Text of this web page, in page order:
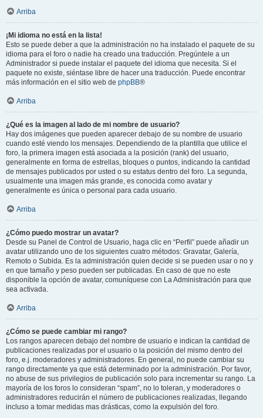
Arriba
¡Mi idioma no está en la lista!
Esto se puede deber a que la administración no ha instalado el paquete de su
idioma para el foro o nadie ha creado una traducción. Pregúntele a un
Administrador si puede instalar el paquete del idioma que necesita. Si el
paquete no existe, siéntase libre de hacer una traducción. Puede encontrar
más información en el sitio web de phpBB®
Arriba
¿Qué es la imagen al lado de mi nombre de usuario?
Hay dos imágenes que pueden aparecer debajo de su nombre de usuario
cuando esté viendo los mensajes. Dependiendo de la plantilla que utilice el
foro, la primera imagen está asociada a la posición (rank) del usuario,
generalmente en forma de estrellas, bloques o puntos, indicando la cantidad
de mensajes publicados por usted o su estatus dentro del foro. La segunda,
usualmente una imagen más grande, es conocida como avatar y
generalmente es única o personal para cada usuario.
Arriba
¿Cómo puedo mostrar un avatar?
Desde su Panel de Control de Usuario, haga clic en “Perfil” puede añadir un
avatar utilizando uno de los siguientes cuatro métodos: Gravatar, Galería,
Remoto o Subida. Es la administración quien decide si se pueden usar o no y
en que tamaño y peso pueden ser publicadas. En caso de que no este
disponible la opción de avatar, comuníquese con La Administración para que
sea activada.
Arriba
¿Cómo se puede cambiar mi rango?
Los rangos aparecen debajo del nombre de usuario e indican la cantidad de
publicaciones realizadas por el usuario o la posición del mismo dentro del
foro, e.j. moderadores y administradores. En general, no puede cambiar su
rango directamente ya que está determinado por la administración. Por favor,
no abuse de sus privilegios de publicación solo para incrementar su rango. La
mayoría de los foros lo consideran “spam”, no lo toleran, y moderadores o
administradores reducirán el número de publicaciones realizadas, llegando
incluso a tomar medidas mas drásticas, como la expulsión del foro.